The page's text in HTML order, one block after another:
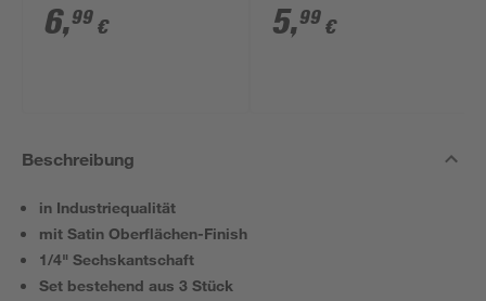
6,99 € 5,99 €
Beschreibung
in Industriequalität
mit Satin Oberflächen-Finish
1/4" Sechskantschaft
Set bestehend aus 3 Stück